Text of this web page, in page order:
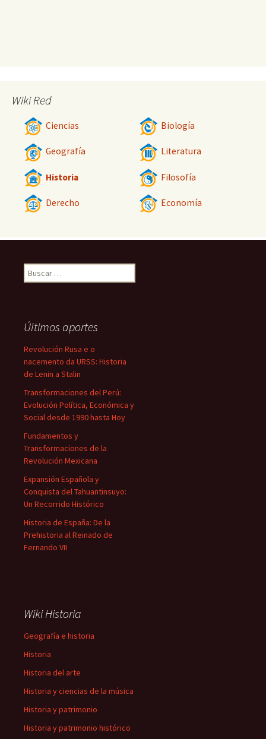
Wiki Red
Ciencias Biología
Geografía Literatura
Historia Filosofía
Derecho Economía
Buscar:
Últimos aportes
Revolución Rusa e o
nacemento da URSS: Historia
de Lenin a Stalin
Transformaciones del Perú:
Evolución Política, Económica y
Social desde 1990 hasta Hoy
Fundamentos y
Transformaciones de la
Revolución Mexicana
Expansión Española y
Conquista del Tahuantinsuyo:
Un Recorrido Histórico
Historia de España: De la
Prehistoria al Reinado de
Fernando VII
Wiki Historia
Geografía e historia
Historia
Historia del arte
Historia y ciencias de la música
Historia y patrimonio
Historia y patrimonio histórico